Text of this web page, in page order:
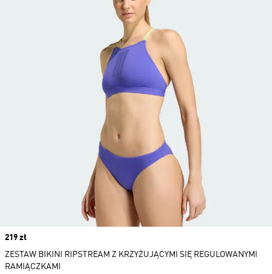
Price
219 zł
ZESTAW BIKINI RIPSTREAM Z KRZYŻUJĄCYMI SIĘ REGULOWANYMI
RAMIĄCZKAMI